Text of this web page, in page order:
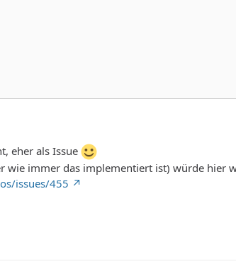
eher als Issue
wie immer das implementiert ist) würde hier
issues/455